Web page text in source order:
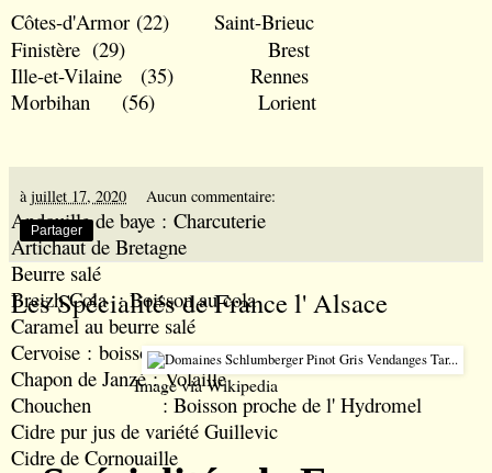
Côtes-d'Armor (22) Saint-Brieuc
Finistère (29)
Brest
Ille-et-Vilaine (35) Rennes
Morbihan (56) Lorient
Andouille de baye : Charcuterie
Artichaut de Bretagne
Beurre salé
Breizh Cola: Boisson au cola
Caramel au beurre salé
Cervoise : boisson
Chapon de Janzé: Volaille
Chouchen : Boisson proche de l' Hydromel
Cidre pur jus de variété Guillevic
Cidre de Cornouaille
à juillet 17, 2020 Aucun commentaire:
Partager
Les Spécialités de France l' Alsace
Image viaWikipedia